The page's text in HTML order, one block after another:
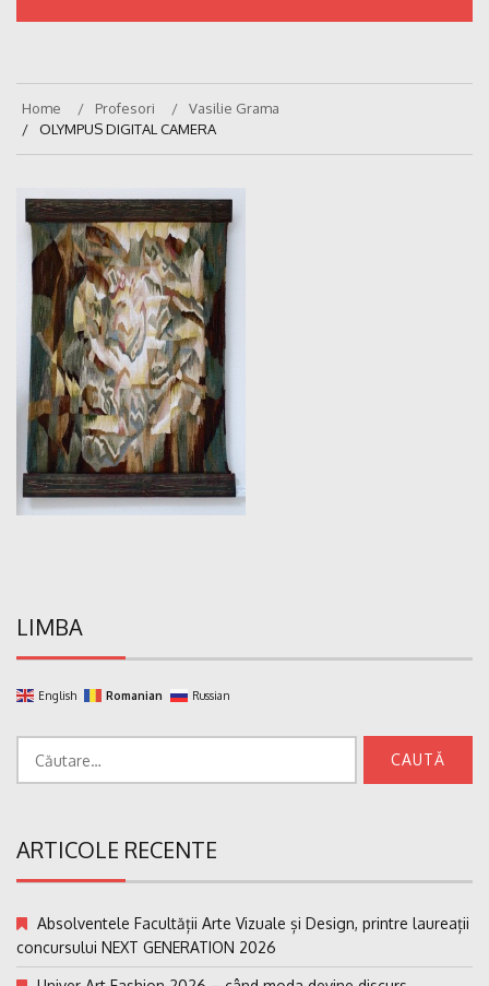
Home Profesori
Vasilie Grama
OLYMPUS DIGITAL CAMERA
LIMBA
English Romanian Russian
după:
ARTICOLE RECENTE
Absolventele Facultății Arte Vizuale și Design, printre laureații
concursului NEXT GENERATION 2026